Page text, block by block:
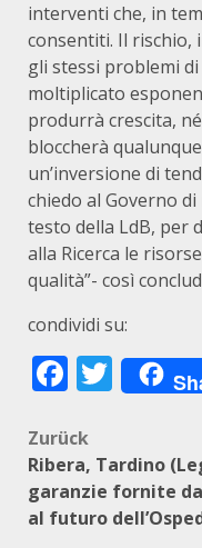
interventi che, in
consentiti. Il rischio,
gli stessi problemi
moltiplicato
produrrà crescita,
bloccherà
un’inversione di
chiedo al Governo
testo della LdB, per
alla Ricerca le
qualità”- così
condividi su:
Zurück
Ribera, Tardino
garanzie fornite
al futuro